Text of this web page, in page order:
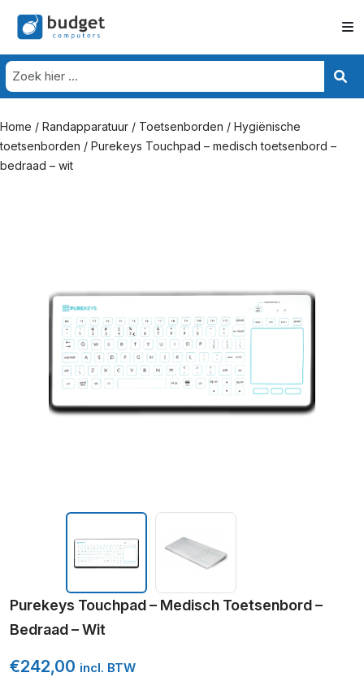
Home / Randapparatuur / Toetsenborden / Hygiënische
toetsenborden / Purekeys Touchpad – medisch toetsenbord –
bedraad – wit
Purekeys Touchpad – Medisch Toetsenbord –
Bedraad – Wit
€242,00 incl. BTW